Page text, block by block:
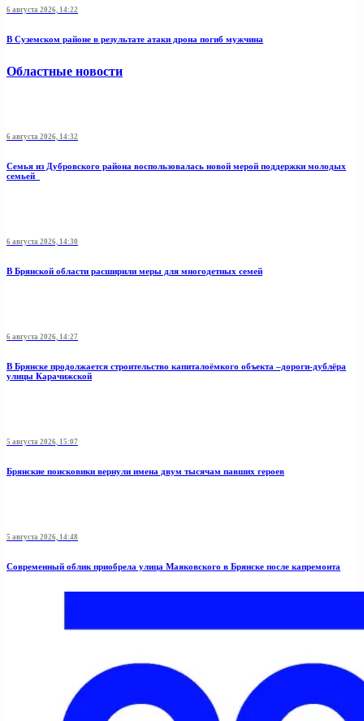
6 августа 2026, 14:22
В Суземском районе в результате атаки дрона погиб мужчина
Областные новости
6 августа 2026, 14:32
Семья из Дубровского района воспользовалась новой мерой поддержки молодых
семьей
6 августа 2026, 14:30
В Брянской области расширили меры для многодетных семей
6 августа 2026, 14:27
В Брянске продолжается строительство капиталоёмкого объекта –дороги-дублёра
улицы Карачижской
5 августа 2026, 15:07
Брянские поисковики вернули имена двум тысячам павших героев
5 августа 2026, 14:48
Современный облик приобрела улица Маяковского в Брянске после капремонта